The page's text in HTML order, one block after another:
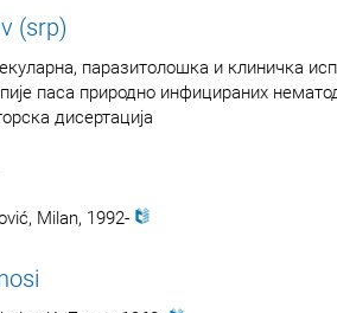
(srp)
паразитолошка и клиничка
паса природно инфицираних
дисертација
Milan, 1992-